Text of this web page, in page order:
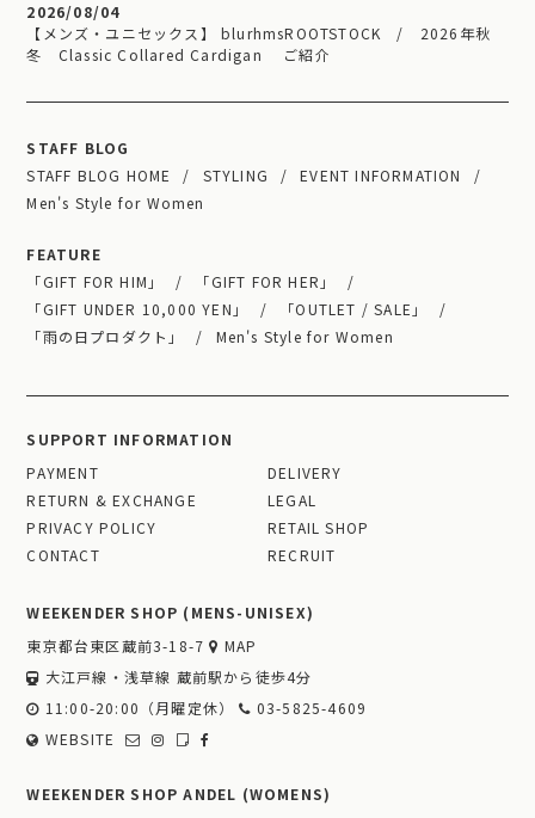
2026/08/04
【メンズ・ユニセックス】 blurhmsROOTSTOCK / 2026年秋
冬 Classic Collared Cardigan ご紹介
STAFF BLOG
STAFF BLOG HOME
STYLING
EVENT INFORMATION
Men's Style for Women
FEATURE
「GIFT FOR HIM」
「GIFT FOR HER」
「GIFT UNDER 10,000 YEN」
「OUTLET / SALE」
「雨の日プロダクト」
Men's Style for Women
SUPPORT INFORMATION
PAYMENT
DELIVERY
RETURN & EXCHANGE
LEGAL
PRIVACY POLICY
RETAIL SHOP
CONTACT
RECRUIT
WEEKENDER SHOP (MENS-UNISEX)
東京都台東区蔵前3-18-7
MAP
大江戸線・浅草線 蔵前駅から徒歩4分
11:00-20:00（月曜定休）
03-5825-4609
WEBSITE
WEEKENDER SHOP ANDEL (WOMENS)